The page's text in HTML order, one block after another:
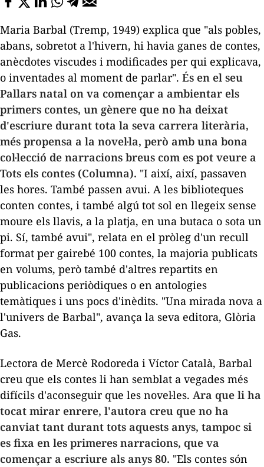
Maria Barbal (Tremp, 1949) explica que "als pobles,
abans, sobretot a l'hivern, hi havia ganes de contes,
anècdotes viscudes i modificades per qui explicava,
o inventades al moment de parlar". És en el seu
Pallars natal on va començar a ambientar els
primers contes, un gènere que no ha deixat
d'escriure durant tota la seva carrera literària,
més propensa a la novel·la, però amb una bona
col·lecció de narracions breus com es pot veure a
Tots els contes (Columna). "I així, així, passaven
les hores. També passen avui. A les biblioteques
conten contes, i també algú tot sol en llegeix sense
moure els llavis, a la platja, en una butaca o sota un
pi. Sí, també avui", relata en el pròleg d'un recull
format per gairebé 100 contes, la majoria publicats
en volums, però també d'altres repartits en
publicacions periòdiques o en antologies
temàtiques i uns pocs d'inèdits. "Una mirada nova a
l'univers de Barbal", avança la seva editora, Glòria
Gas.
Lectora de Mercè Rodoreda i Víctor Català, Barbal
creu que els contes li han semblat a vegades més
difícils d'aconseguir que les novel·les. Ara que li ha
tocat mirar enrere, l'autora creu que no ha
canviat tant durant tots aquests anys, tampoc si
es fixa en les primeres narracions, que va
començar a escriure als anys 80. "Els contes són